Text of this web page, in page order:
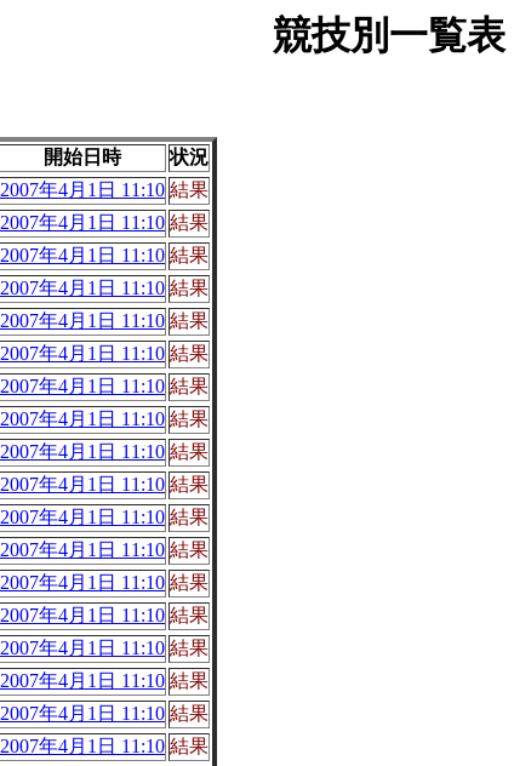
競技別一覧表
開始日時
状況
2007年4月1日 11:10 結果
2007年4月1日 11:10 結果
2007年4月1日 11:10 結果
2007年4月1日 11:10 結果
2007年4月1日 11:10 結果
2007年4月1日 11:10 結果
2007年4月1日 11:10 結果
2007年4月1日 11:10 結果
2007年4月1日 11:10 結果
2007年4月1日 11:10 結果
2007年4月1日 11:10 結果
2007年4月1日 11:10 結果
2007年4月1日 11:10 結果
2007年4月1日 11:10 結果
2007年4月1日 11:10 結果
2007年4月1日 11:10 結果
2007年4月1日 11:10 結果
2007年4月1日 11:10 結果